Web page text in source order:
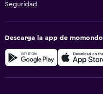
Seguridad
Descarga la app de momondo